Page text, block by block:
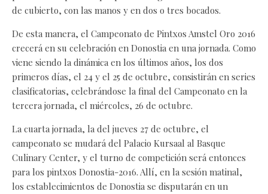
de cubierto, con las manos y en dos o tres bocados.
De esta manera, el Campeonato de Pintxos Amstel Oro 2016
crecerá en su celebración en Donostia en una jornada. Como
viene siendo la dinámica en los últimos años, los dos
primeros días, el 24 y el 25 de octubre, consistirán en series
clasificatorias, celebrándose la final del Campeonato en la
tercera jornada, el miércoles, 26 de octubre.
La cuarta jornada, la del jueves 27 de octubre, el
campeonato se mudará del Palacio Kursaal al Basque
Culinary Center, y el turno de competición será entonces
para los pintxos Donostia-2016. Allí, en la sesión matinal,
los establecimientos de Donostia se disputarán en un